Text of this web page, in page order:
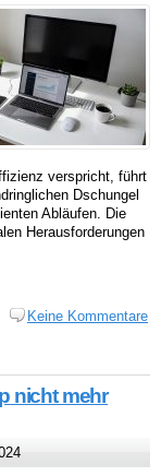
verspricht, führt
Dschungel
Abläufen. Die
Herausforderungen
Keine Kommentare
nicht mehr